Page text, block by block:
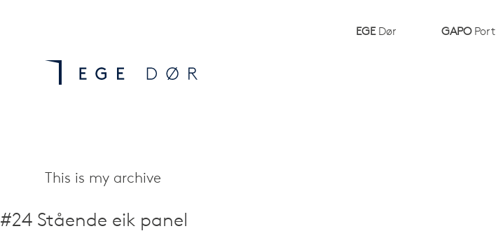
EGEDør GAPOPort
This is my archive
#24 Stående eik panel